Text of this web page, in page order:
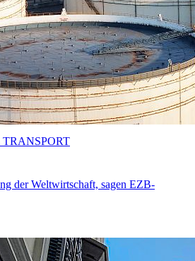
der Weltwirtschaft, sagen EZB-